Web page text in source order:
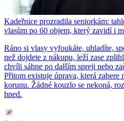
Kadeřnice prozradila seniorkám:
vlasům po 60 objem, který zavidí i
Ráno si vlasy vyfoukáte, uhladíte,
než dojdete z nákupu, leží zase
chvíli sáhne po dalším spreji nebo
Přitom existuje úprava, která zabere
korunu. Žádné kouzlo se nekoná,
hned.